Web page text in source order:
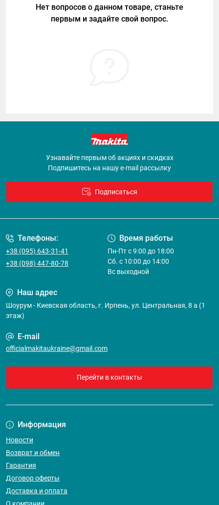
Нет вопросов о данном товаре, станьте
первым и задайте свой вопрос.
Узнавайте первым об акциях и скидках
Подпишитесь на нашу e-mail рассылку
Подписаться
Телефоны:
+38 (095) 643-31-41
+38 (098) 447-80-78
Время работы
Пн-Пт с 9:00 до 18:00
Сб. с 10:00 до 14:00
Вс выходной
Наш адрес
Шоурум - Киевская область, г. Ирпень, ул. Центральная, 8 а (1
этаж)
E-mail
officialmakitaukraine@gmail.com
Перейти в контакты
Информация
Новости
Возврат и обмен
Гарантия
Договор оферты
Доставка и оплата